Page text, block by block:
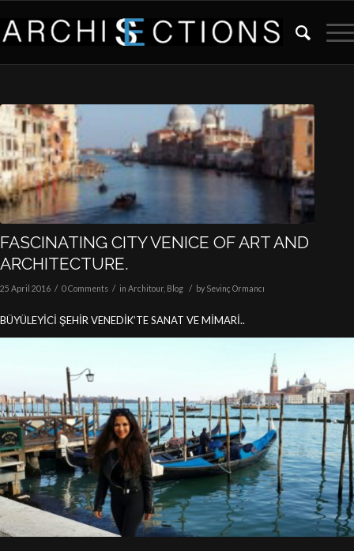
FASCINATING CITY VENICE OF ART AND
ARCHITECTURE.
25 April 2016 / 0 Comments / in Architour Blog / by Sevinç Ormancı
BÜYÜLEYİCİ ŞEHİR VENEDİK’TE SANAT VE MİMARİ..